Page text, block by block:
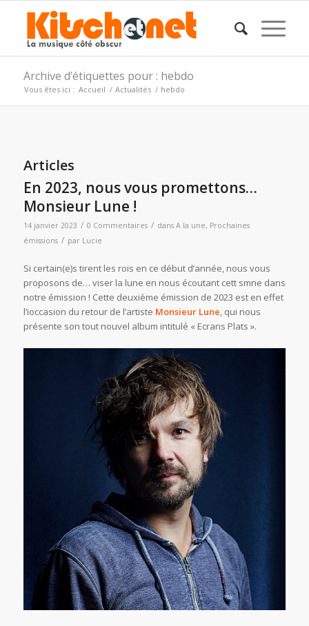
Archive d’étiquettes pour : hebdo
Vous êtes ici : Accueil / Actualités / hebdo
Articles
En 2023, nous vous promettons…
Monsieur Lune !
14 janvier 2023 / 0 Commentaires / dans A la une, Prochaines
émissions / par Lucie
Si certain(e)s tirent les rois en ce début d’année, nous vous
proposons de… viser la lune en nous écoutant cett smne dans
notre émission ! Cette deuxième émission de 2023 est en effet
l’ioccasion du retour de l’artiste Monsieur Lune, qui nous
présente son tout nouvel album intitulé « Ecrans Plats ».